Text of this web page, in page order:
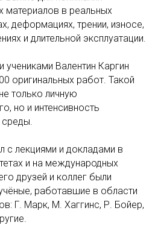
материалов в реальных
деформациях, трении, износе,
и длительной эксплуатации.
Валентин Каргин
оригинальных работ. Такой
только личную
но и интенсивность
с лекциями и докладами в
и на международных
друзей и коллег были
работавшие в области
Г. Марк, М. Хаггинс, Р. Бойер,